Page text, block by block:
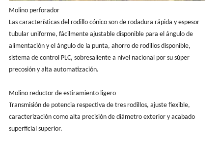
Molino perforador
Las características del rodillo cónico son de rodadura rápida y espesor
tubular uniforme, fácilmente ajustable disponible para el ángulo de
alimentación y el ángulo de la punta, ahorro de rodillos disponible,
sistema de control PLC, sobresaliente a nivel nacional por su súper
precosión y alta automatización.
Molino reductor de estiramiento ligero
Transmisión de potencia respectiva de tres rodillos, ajuste fiexible,
caracterización como alta precisión de diámetro exterior y acabado
superficial superior.